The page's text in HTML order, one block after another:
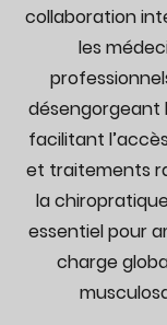
collaboration
les
désengorgeant
facilitant
et traitements
la
essentiel pour
charge